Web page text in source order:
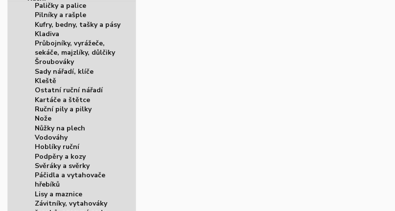
Paličky a palice
Pilníky a rašple
Kufry, bedny, tašky a pásy
Kladiva
Průbojníky, vyrážeče,
sekáče, majzlíky, důlčiky
Šroubováky
Sady nářadí, klíče
Kleště
Ostatní ruční nářadí
Kartáče a štětce
Ruční pily a pilky
Nože
Nůžky na plech
Vodováhy
Hoblíky ruční
Podpěry a kozy
Svěráky a svěrky
Páčidla a vytahovače
hřebíků
Lisy a maznice
Závitníky, vytahováky